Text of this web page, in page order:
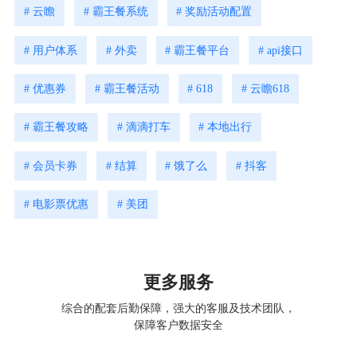
# 云瞻 # 霸王餐系统 # 奖励活动配置
# 用户体系 # 外卖 # 霸王餐平台 # api接口
# 优惠券 # 霸王餐活动 # 618 # 云瞻618
# 霸王餐攻略 # 滴滴打车 # 本地出行
# 会员卡券 # 结算 # 饿了么 # 抖客
# 电影票优惠 # 美团
更多服务
综合的配套后勤保障，强大的客服及技术团队，
保障客户数据安全